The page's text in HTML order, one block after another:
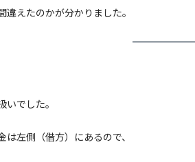
違えたのかが分かりました。
でした。
は左側（借方）にあるので、